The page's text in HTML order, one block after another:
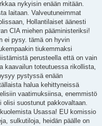
nykyisin enään mitään.
laitaan. Valveutuneimmat
Hollantilaiset äänesti
CIA miehen pääministeriksi!
ei pysy. tämä on hyvin
tiukemmaksi
perusteella että on vain
kaavailun toteutuessa rikollista,
pystyssä enään
halua kehittyneissä
vaatimuksiinsa, enemmistö
suostunut pakkovaltaan.
Usassa! EU komissio
sulkutiloja, heidän päälle on